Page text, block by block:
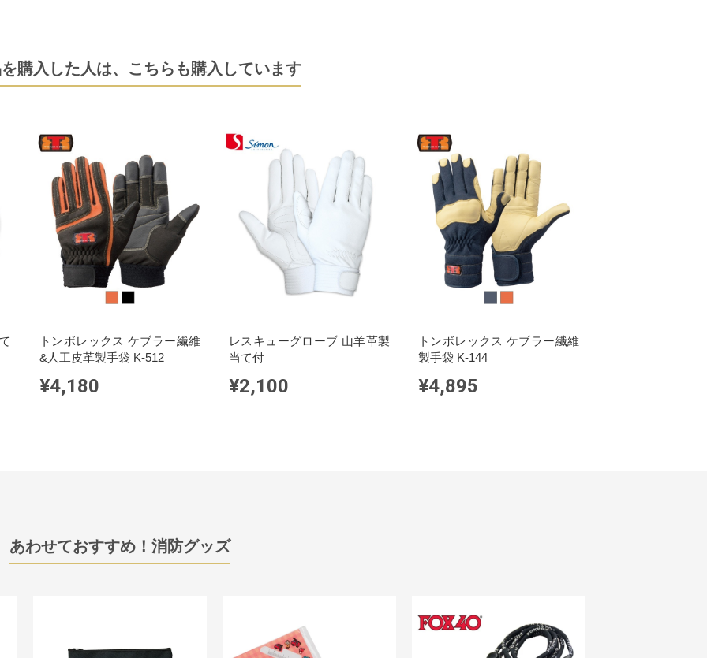
購入した人は、 こちらも購入しています
トンボレックス ケブラー繊維
&人工皮革製手袋 K-512
¥4,180
レスキューグローブ 山羊革製
当て付
¥2,100
トンボレックス ケブラー繊維
製手袋 K-144
¥4,895
あわせておすすめ！消防グッズ